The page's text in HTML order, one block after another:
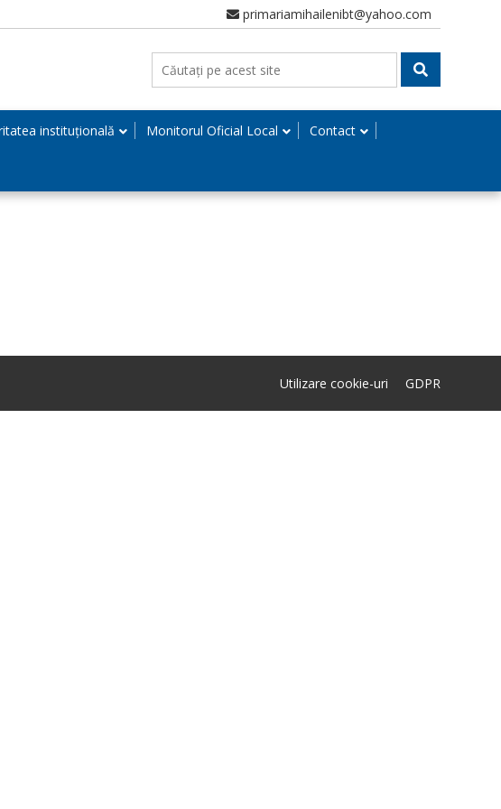
primariamihailenibt@yahoo.com
instituțională Monitorul Oficial Local Contact
Utilizare cookie-uri GDPR